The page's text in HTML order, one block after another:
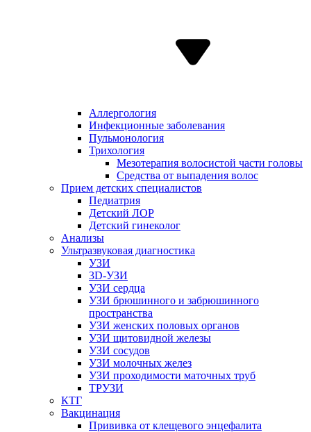
Аллергология
Инфекционные заболевания
Пульмонология
Трихология
Мезотерапия волосистой части головы
Средства от выпадения волос
Прием детских специалистов
Педиатрия
Детский ЛОР
Детский гинеколог
Анализы
Ультразвуковая диагностика
УЗИ
3D-УЗИ
УЗИ сердца
УЗИ брюшинного и забрюшинного
пространства
УЗИ женских половых органов
УЗИ щитовидной железы
УЗИ сосудов
УЗИ молочных желез
УЗИ проходимости маточных труб
ТРУЗИ
КТГ
Вакцинация
Прививка от клещевого энцефалита